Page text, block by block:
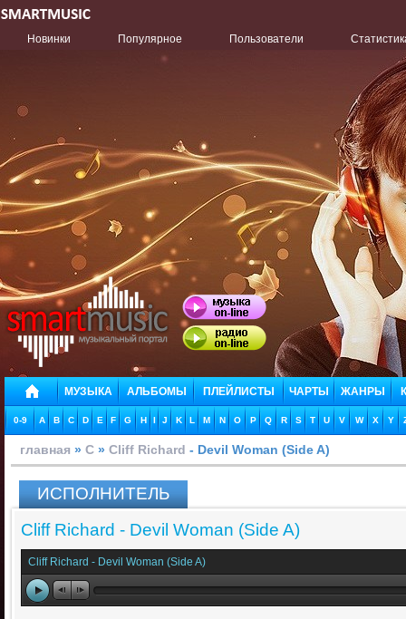
Новинки Популярное Пользователи
МУЗЫКА АЛЬБОМЫ ПЛЕЙЛИСТЫ ЧАРТЫ ЖАНРЫ
0-9 A B C D E F G H I J K L M N O P Q R S T U V W X Y
главная » C » Cliff Richard - Devil Woman (Side A)
ИСПОЛНИТЕЛЬ
Cliff Richard - Devil Woman (Side A)
Cliff Richard - Devil Woman (Side A)